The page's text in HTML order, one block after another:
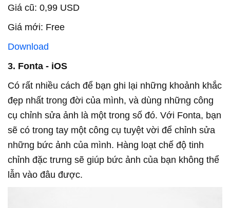
Giá cũ: 0,99 USD
Giá mới: Free
Download
3. Fonta - iOS
Có rất nhiều cách để bạn ghi lại những khoảnh khắc
đẹp nhất trong đời của mình, và dùng những công
cụ chỉnh sửa ảnh là một trong số đó. Với Fonta, bạn
sẽ có trong tay một công cụ tuyệt vời để chỉnh sửa
những bức ảnh của mình. Hàng loạt chế độ tinh
chỉnh đặc trưng sẽ giúp bức ảnh của bạn không thể
lẫn vào đâu được.